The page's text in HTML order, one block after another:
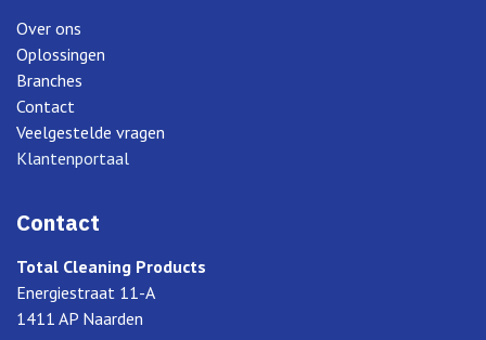
Over ons
Oplossingen
Branches
Contact
Veelgestelde vragen
Klantenportaal
Contact
Total Cleaning Products
Energiestraat 11-A
1411 AP Naarden